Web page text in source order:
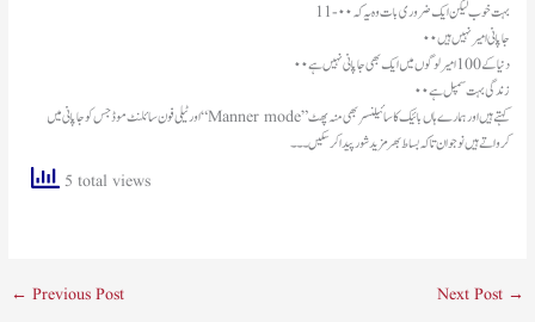
11- بہت خوب لیکن ایک ضروری بات وہ یہ کہ۰۰
جاپانی امیر نہیں ہیں ۰۰
دنیا کے 100 امیر لوگوں میں ایک بھی جاپانی نہیں ہے۰۰
زندگی بہت سمپل ہے۰۰
اور ٹیلی فون سائلنٹ موڈ جس کو جاپانی میں “Manner mode”کہتےہیں اورہمارے ہاں بائیک کا سائیلنسر بھی منہ پھٹ
کرواتے ہیں نوجوان تاکہ بساط بھر مزید شور پیدا کر سکیں ۔۔۔
5 total views
← Previous Post Next Post →